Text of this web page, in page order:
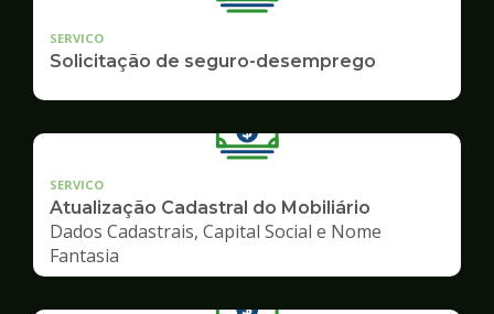
SERVICO
Solicitação de seguro-desemprego
SERVICO
Atualização Cadastral do Mobiliário
Dados Cadastrais, Capital Social e Nome
Fantasia